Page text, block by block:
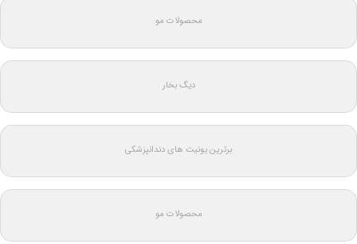
محصولات مو
دیگ بخار
برترین یونیت های دندانپزشکی
محصولات مو